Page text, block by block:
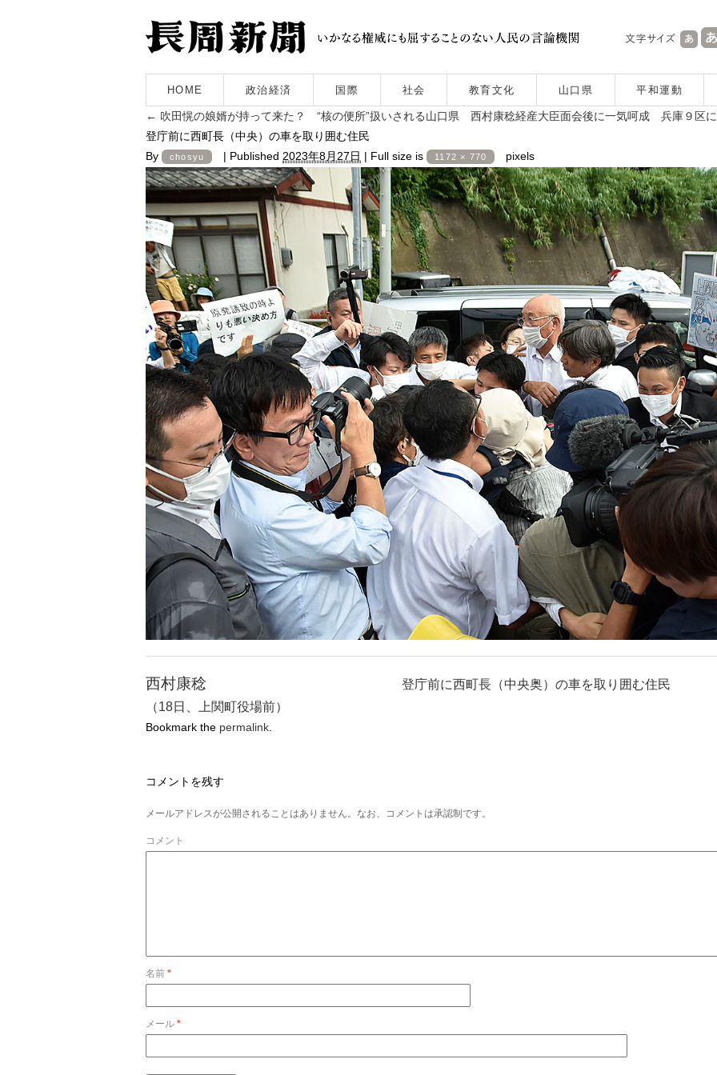
HOME 政治経済 国際 社会 教育文化 山口県 平和運動
← 吹田愰の娘婿が持って来た？ “核の便所”扱いされる山口県 西村康稔経産大臣面会後に一気呵成 兵庫９区
登庁前に西町長（中央）の車を取り囲む住民
By
chosyu | Published 2023年8月27日 | Full size is 1172 × 770 pixels
西村康稔
登庁前に西町長（中央奥）の車を取り囲む住民
（18日、上関町役場前）
Bookmark the permalink.
コメントを残す
メールアドレスが公開されることはありません。なお、コメントは承認制です。
コメント
名前 *
メール *